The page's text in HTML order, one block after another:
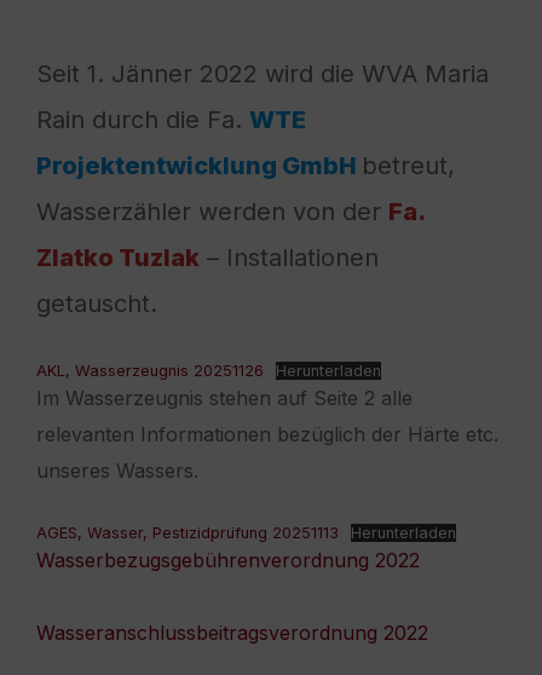
Seit 1. Jänner 2022 wird die WVA Maria
Rain durch die Fa. WTE
Projektentwicklung GmbH betreut,
Wasserzähler werden von der Fa.
Zlatko Tuzlak – Installationen
getauscht.
AKL, Wasserzeugnis 20251126 Herunterladen
Im Wasserzeugnis stehen auf Seite 2 alle
relevanten Informationen bezüglich der Härte etc.
unseres Wassers.
AGES, Wasser, Pestizidprüfung 20251113 Herunterladen
Wasserbezugsgebührenverordnung 2022
Wasseranschlussbeitragsverordnung 2022